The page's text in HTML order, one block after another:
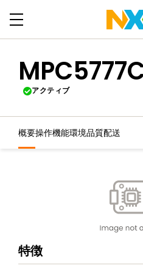
アクティブ
概要操作機能環境品質配送
特徴